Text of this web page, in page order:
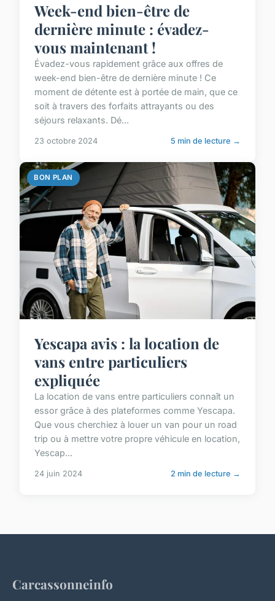
Week-end bien-être de
dernière minute : évadez-
vous maintenant !
Évadez-vous rapidement grâce aux offres de
week-end bien-être de dernière minute ! Ce
moment de détente est à portée de main, que ce
soit à travers des forfaits attrayants ou des
séjours relaxants. Dé...
23 octobre 2024 5 min de lecture →
BON PLAN
Yescapa avis : la location de
vans entre particuliers
expliquée
La location de vans entre particuliers connaît un
essor grâce à des plateformes comme Yescapa.
Que vous cherchiez à louer un van pour un road
trip ou à mettre votre propre véhicule en location,
Yescap...
24 juin 2024 2 min de lecture →
Carcassonneinfo